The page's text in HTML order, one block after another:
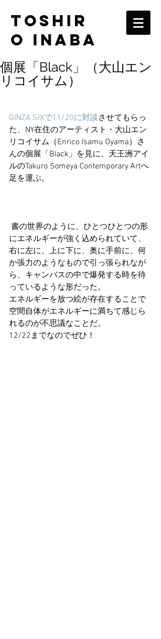
TOSHIR
O INABA
個展「Black」（大山エン
リコイサム）
GINZA SIXで11/20に対談させてもらっ
た、NY在住のアーティスト・大山エン
リコイサム（Enrico Isamu Oyama）さ
んの個展「Black」を見に、天王洲アイ
ルのTakuro Someya Contemporary Artへ
足を運ぶ。
にエネルギーが強く込められていて、
右に左に、上に下に、奥に手前に、何
か張力のようなもので引っ張られなが
ら、キャンバスの中で爆発する時を待
っているような形だった。
エネルギーを放つ絵が存在することで
空間自体がエネルギーに満ちて感じら
れるのが不思議なことだ。
12/22までなのでぜひ！